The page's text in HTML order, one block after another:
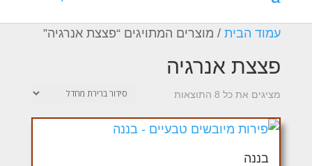
עמוד הבית/ מוצרים המתויגים “פצצת אנרגיה”
פצצת אנרגיה
מציגים את כל ⁦8⁩ התוצאות
בננה